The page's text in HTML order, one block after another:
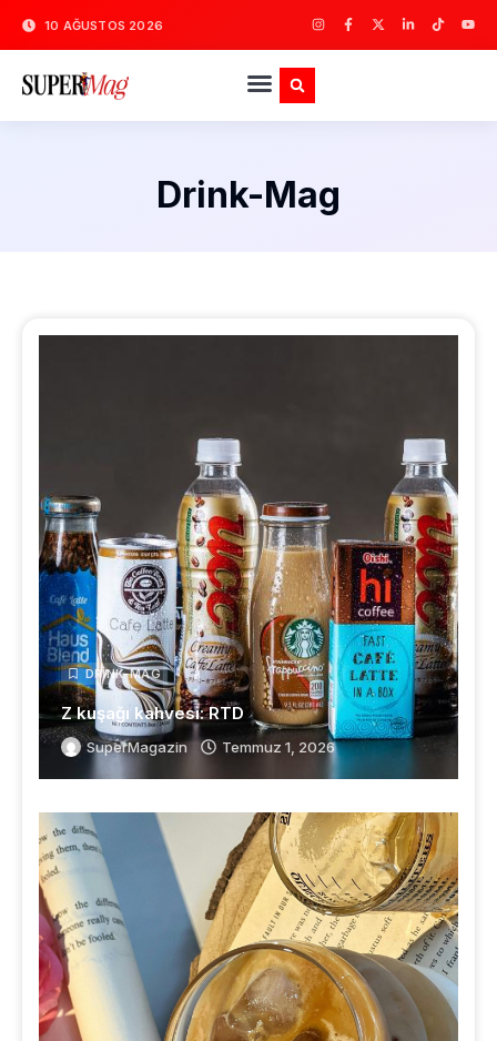
10 AĞUSTOS 2026
Drink-Mag
DRINK-MAG
Z kuşağı kahvesi: RTD
SuperMagazin Temmuz 1, 2026